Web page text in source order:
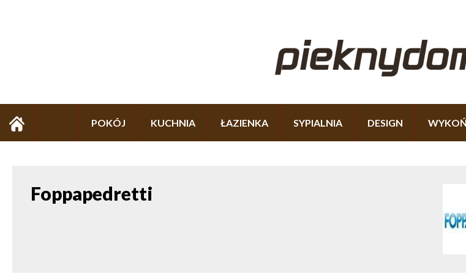
POKÓJ KUCHNIA ŁAZIENKA SYPIALNIA DESIGN
Foppapedretti